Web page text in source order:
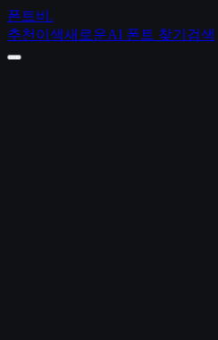
폰트비 .
추천 이색새로운AI 폰트 찾기 검색